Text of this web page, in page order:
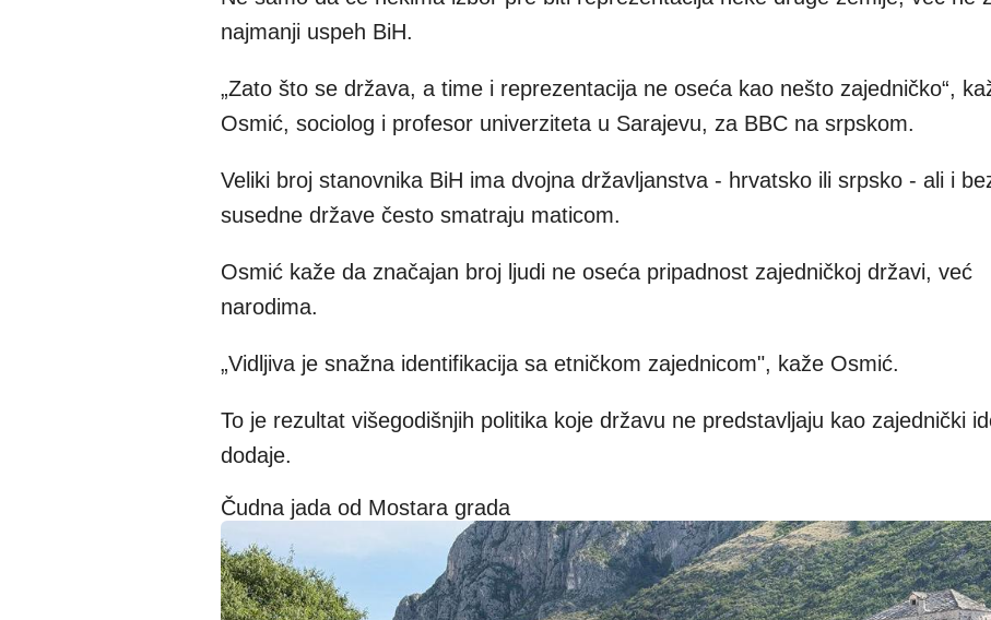
najmanji uspeh BiH.
„Zato što se država, a time i reprezentacija ne oseća kao nešto zajedničko“,
Osmić, sociolog i profesor univerziteta u Sarajevu, za BBC na srpskom.
Veliki broj stanovnika BiH ima dvojna državljanstva - hrvatsko ili srpsko - ali i
susedne države često smatraju maticom.
Osmić kaže da značajan broj ljudi ne oseća pripadnost zajedničkoj državi, već
narodima.
„Vidljiva je snažna identifikacija sa etničkom zajednicom", kaže Osmić.
To je rezultat višegodišnjih politika koje državu ne predstavljaju kao zajednički
dodaje.
Čudna jada od Mostara grada